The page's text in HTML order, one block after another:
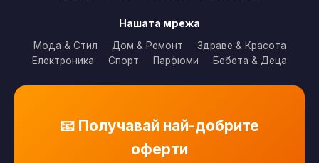
Нашата мрежа
Мода & Стил Дом & Ремонт
Здраве & Красота
Електроника
Спорт Парфюми Бебета & Деца
📧 Получавай най-добрите
оферти